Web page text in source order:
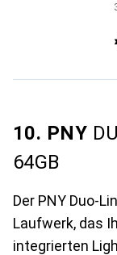
10. PNY
64GB
Der PNY Duo-
Laufwerk, das
integrierten